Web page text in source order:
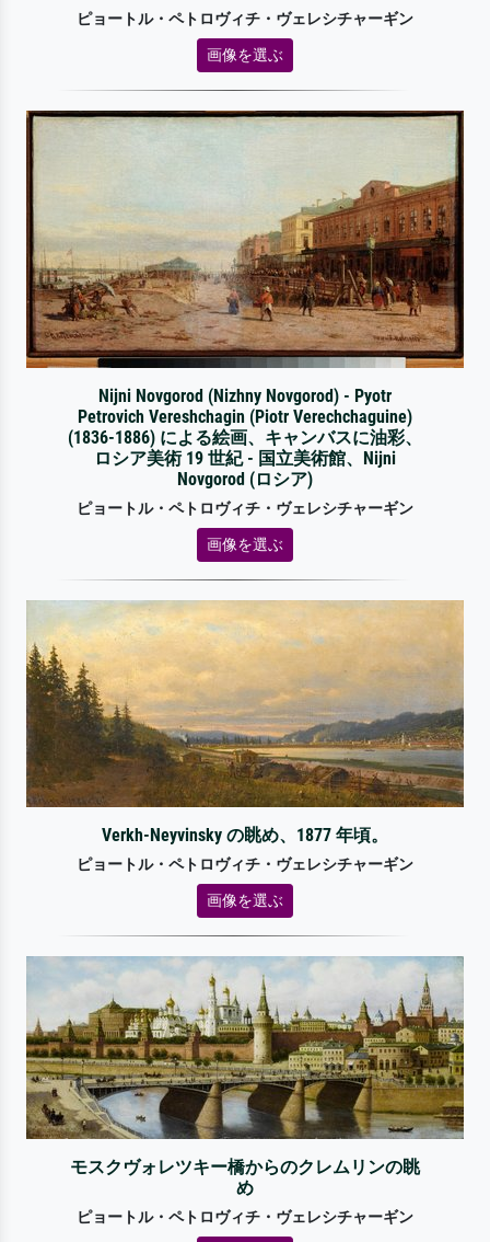
ピョートル・ペトロヴィチ・ヴェレシチャーギン
画像を選ぶ
Nijni Novgorod (Nizhny Novgorod) - Pyotr
Petrovich Vereshchagin (Piotr Verechchaguine)
(1836-1886) による絵画、キャンバスに油彩、
ロシア美術 19 世紀 - 国立美術館、Nijni
Novgorod (ロシア)
ピョートル・ペトロヴィチ・ヴェレシチャーギン
画像を選ぶ
Verkh-Neyvinsky の眺め、1877 年頃。
ピョートル・ペトロヴィチ・ヴェレシチャーギン
画像を選ぶ
モスクヴォレツキー橋からのクレムリンの眺
め
ピョートル・ペトロヴィチ・ヴェレシチャーギン